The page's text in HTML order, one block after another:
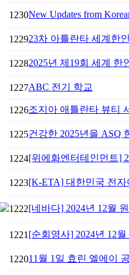
1230New Updates from
122923차 아틀란타 세계한
12282025년 제19회 세계 한
1227ABC 전기 학교
1226조지아 애틀란타 뷰티
1225건강한 2025년을 ASQ
1224[위에화엔터테인먼트]
1223[K-ETA] 대한민국 전자
1222[네바다] 2024년 12월
1221 [순회영사] 2024년 12
122011월 1일 효린 엘에이